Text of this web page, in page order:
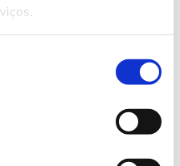
Organizações de